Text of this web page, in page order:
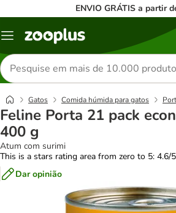
ENVIO GRÁTIS a partir
Menu
Pesquisar
produtos
Gatos Comida húmida para gatos
Feline Porta 21 pack
400 g
Atum com surimi
This is a stars rating area from zero to 5: 4.6/5
Dar opinião